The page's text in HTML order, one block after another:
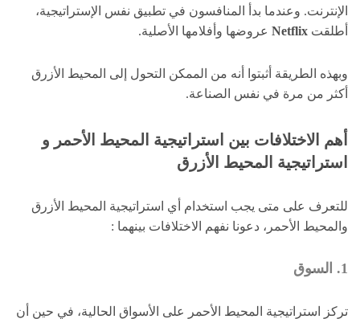
الإنترنت. وعندما بدأ المنافسون في تطبيق نفس الإستراتيجية،
أطلقت Netflix عروضها وأفلامها الأصلية.
وبهذه الطريقة أثبتوا أنه من الممكن التحول إلى المحيط الأزرق
أكثر من مرة في نفس الصناعة.
أهم الاختلافات بين استراتيجية المحيط الأحمر و
استراتيجية المحيط الأزرق
للتعرف على متى يجب استخدام أي استراتيجية المحيط الأزرق
والمحيط الأحمر، دعونا نفهم الاختلافات بينهما :
1. السوق
تركز استراتيجية المحيط الأحمر على الأسواق الحالية، في حين أن